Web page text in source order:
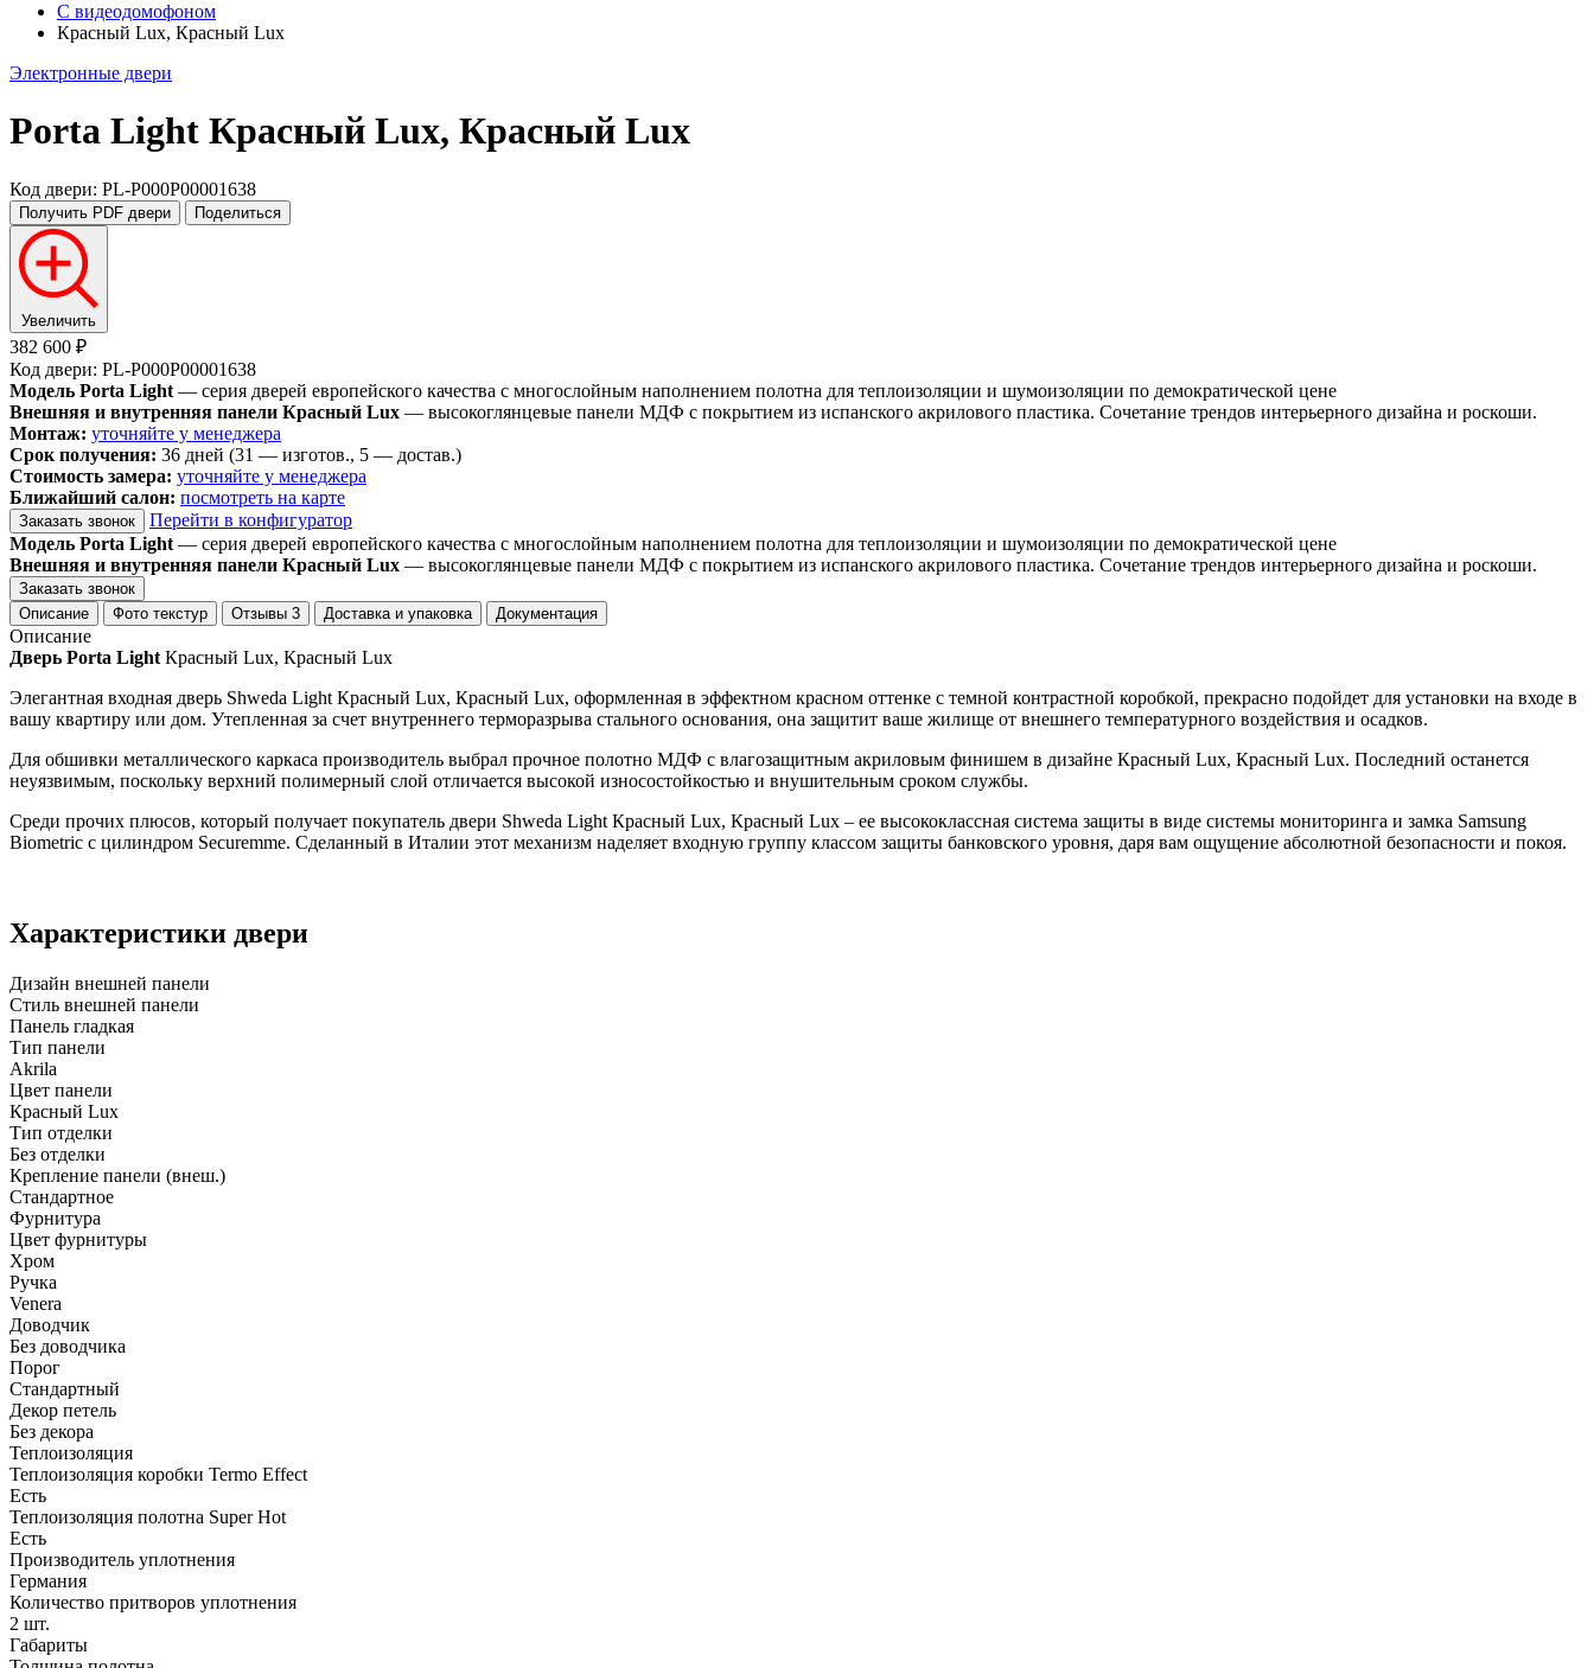
С видеодомофоном
Красный Lux, Красный Lux
Электронные двери
Porta Light Красный Lux, Красный Lux
Код двери: PL-P000P00001638
Получить PDF двери Поделиться
Увеличить
382 600 ₽
Код двери: PL-P000P00001638
Модель Porta Light — серия дверей европейского качества с многослойным наполнением полотна для теплоизоляции и шумоизоляции по демократической цене
Внешняя и внутренняя панели Красный Lux — высокоглянцевые панели МДФ с покрытием из испанского акрилового пластика. Сочетание трендов интерьерного дизайна и роскоши.
Монтаж: уточняйте у менеджера
Срок получения: 36 дней (31 — изготов., 5 — достав.)
Стоимость замера: уточняйте у менеджера
Ближайший салон: посмотреть на карте
Заказать звонок
Перейти в конфигуратор
Модель Porta Light — серия дверей европейского качества с многослойным наполнением полотна для теплоизоляции и шумоизоляции по демократической цене
Внешняя и внутренняя панели Красный Lux — высокоглянцевые панели МДФ с покрытием из испанского акрилового пластика. Сочетание трендов интерьерного дизайна и роскоши.
Заказать звонок
Описание
Фото текстур Отзывы 3 Доставка и упаковка Документация
Описание
Дверь Porta Light Красный Lux, Красный Lux
Элегантная входная дверь Shweda Light Красный Lux, Красный Lux, оформленная в эффектном красном оттенке с темной контрастной коробкой, прекрасно подойдет для установки на входе в
вашу квартиру или дом. Утепленная за счет внутреннего терморазрыва стального основания, она защитит ваше жилище от внешнего температурного воздействия и осадков.
Для обшивки металлического каркаса производитель выбрал прочное полотно МДФ с влагозащитным акриловым финишем в дизайне Красный Lux, Красный Lux. Последний останется
неуязвимым, поскольку верхний полимерный слой отличается высокой износостойкостью и внушительным сроком службы.
Среди прочих плюсов, который получает покупатель двери Shweda Light Красный Lux, Красный Lux – ее высококлассная система защиты в виде системы мониторинга и замка Samsung
Biometric с цилиндром Securemme. Сделанный в Италии этот механизм наделяет входную группу классом защиты банковского уровня, даря вам ощущение абсолютной безопасности и покоя.
Характеристики двери
Дизайн внешней панели
Стиль внешней панели
Панель гладкая
Тип панели
Akrila
Цвет панели
Красный Lux
Тип отделки
Без отделки
Крепление панели (внеш.)
Стандартное
Фурнитура
Цвет фурнитуры
Хром
Ручка
Venera
Доводчик
Без доводчика
Порог
Стандартный
Декор петель
Без декора
Теплоизоляция
Теплоизоляция коробки Termo Effect
Есть
Теплоизоляция полотна Super Нot
Есть
Производитель уплотнения
Германия
Количество притворов уплотнения
2 шт.
Габариты